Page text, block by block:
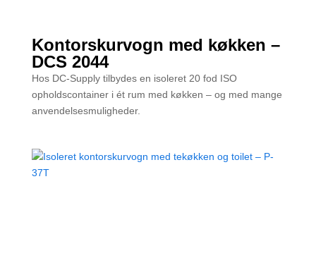
Kontorskurvogn med køkken –
DCS 2044
Hos DC-Supply tilbydes en isoleret 20 fod ISO
opholdscontainer i ét rum med køkken – og med mange
anvendelsesmuligheder.